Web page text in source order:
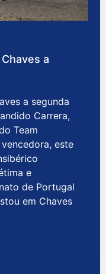
a
a segunda
Carrera,
Team
este
e
de Portugal
em Chaves